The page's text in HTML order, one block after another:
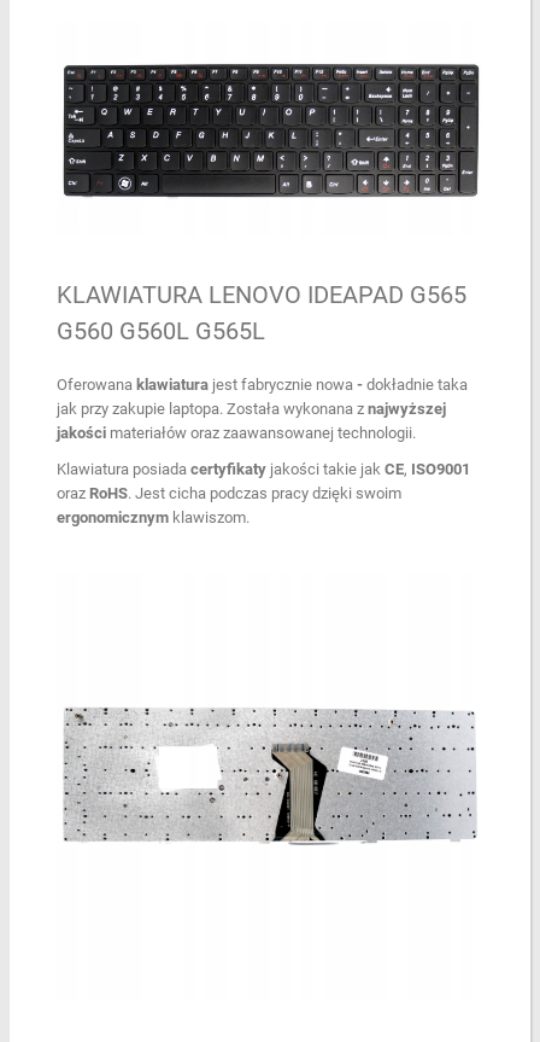
KLAWIATURA LENOVO IDEAPAD G565
G560 G560L G565L
Oferowana klawiaturajest fabrycznie nowa-dokładnie taka
jak przy zakupie laptopa. Została wykonana z najwyższej
jakościmateriałów oraz zaawansowanej technologii.
Klawiatura posiada certyfikatyjakości takie jak CE, ISO9001
oraz RoHS. Jest cicha podczas pracy dzięki swoim
ergonomicznymklawiszom.